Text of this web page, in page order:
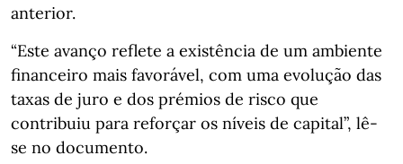
anterior.
“Este avanço reflete a existência de um ambiente
financeiro mais favorável, com uma evolução das
taxas de juro e dos prémios de risco que
contribuiu para reforçar os níveis de capital”, lê-
se no documento.